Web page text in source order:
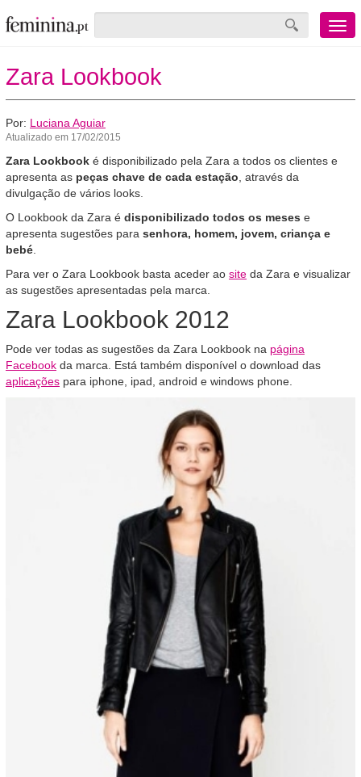
Menu
mobile
Zara Lookbook
Por: Luciana Aguiar
Atualizado em 17/02/2015
Zara Lookbook é disponibilizado pela Zara a todos os clientes e
apresenta as peças chave de cada estação , através da
divulgação de vários looks.
O Lookbook da Zara é disponibilizado todos os meses e
apresenta sugestões para senhora, homem, jovem, criança e
bebé
Para ver o Zara Lookbook basta aceder ao site da Zara e visualizar
as sugestões apresentadas pela marca.
Zara Lookbook 2012
Pode ver todas as sugestões da Zara Lookbook na página
Facebook da marca. Está também disponível o download das
aplicações para iphone, ipad, android e windows phone.